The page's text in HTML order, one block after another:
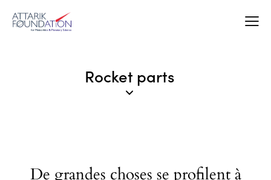
Rocket parts
De grandes choses se profilent à